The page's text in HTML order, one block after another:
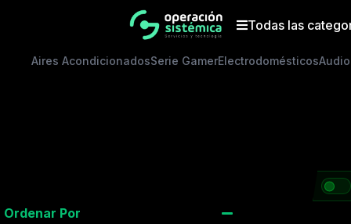
Todas las
Aires AcondicionadosSerie GamerElectrodomésticos
Ordenar Por